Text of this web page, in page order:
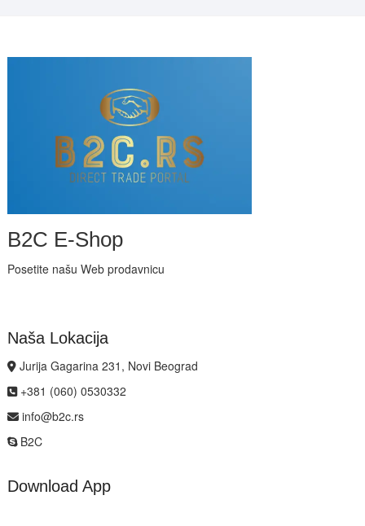
B2C E-Shop
Posetite našu Web prodavnicu
Naša Lokacija
Jurija Gagarina 231, Novi Beograd
+381 (060) 0530332
info@b2c.rs
B2C
Download App